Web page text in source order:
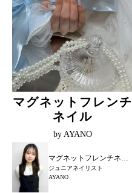
マグネットフレンチ
ネイル
by AYANO
マグネットフレンチネイル
ジュニアネイリスト
AYANO